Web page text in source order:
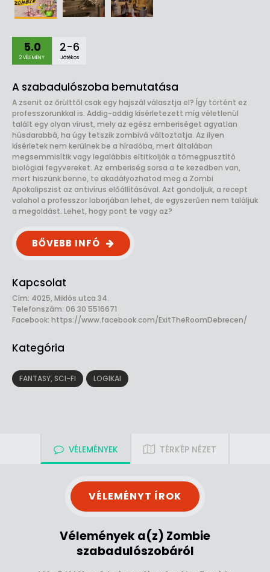
5.0
2 VÉLEMÉNY
2-6
Játékos
A szabadulószoba bemutatása
A zsenit az őrülttől csak egy hajszál választja el? Így történt ez
professzorunkkal is. Addig-addig kísérletezett míg véletlenül
talált egy olyan vírust, mely az egész emberiséget agyatlan
húsdarabbá, ha úgy tetszik zombivá változtatja. Az ilyen
kísérletek nem kerülnek be a híradóba, mert általában
megsemmisítik vagy legalábbis eltitkolják a tömegpusztító
biológiai fegyvereket. Az emberiség sorsa a te kezedben van,
mert hiszünk benne, te akadályozhatod meg a Zombi
Apokalipszist az antivírus előállításával. Azt gondoljuk, a recept
valahol a professzor laborjában lehet, de egyszerűen nem találjuk
a megoldást. Lehet, hogy pont te vagy az?
BŐVEBB INFÓ
Kapcsolat
Cím: 4025, Miklós utca 34.
Telefonszám: 06 30 5516671
Facebook: https://www.facebook.com/ExitTheRoomDebrecen/
Kategória
FANTASY, SCI-FI LOGIKAI
VÉLEMÉNYEK TÉRKÉP NÉZET
VÉLEMÉNYT ÍROK
Vélemények a(z) Zombie
szabadulószobáról